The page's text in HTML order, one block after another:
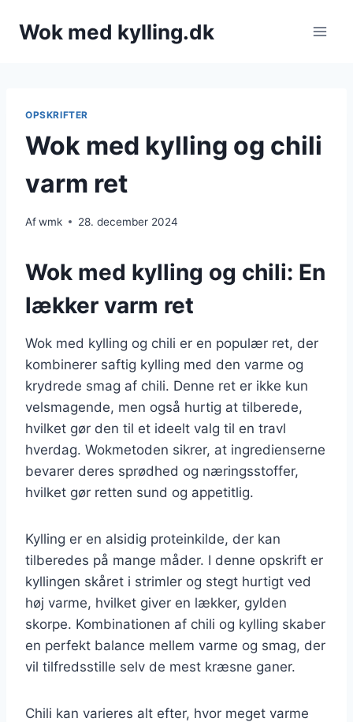
Wok med kylling.dk
OPSKRIFTER
Wok med kylling og chili
varm ret
Afwmk 28. december 2024
Wok med kylling og chili: En
lækker varm ret
Wok med kylling og chili er en populær ret, der
kombinerer saftig kylling med den varme og
krydrede smag af chili. Denne ret er ikke kun
velsmagende, men også hurtig at tilberede,
hvilket gør den til et ideelt valg til en travl
hverdag. Wokmetoden sikrer, at ingredienserne
bevarer deres sprødhed og næringsstoffer,
hvilket gør retten sund og appetitlig.
Kylling er en alsidig proteinkilde, der kan
tilberedes på mange måder. I denne opskrift er
kyllingen skåret i strimler og stegt hurtigt ved
høj varme, hvilket giver en lækker, gylden
skorpe. Kombinationen af chili og kylling skaber
en perfekt balance mellem varme og smag, der
vil tilfredsstille selv de mest kræsne ganer.
Chili kan varieres alt efter, hvor meget varme